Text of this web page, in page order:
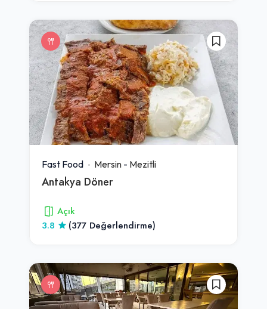
Fast Food Mersin - Mezitli
Antakya Döner
Açık
3.8
(377 Değerlendirme)